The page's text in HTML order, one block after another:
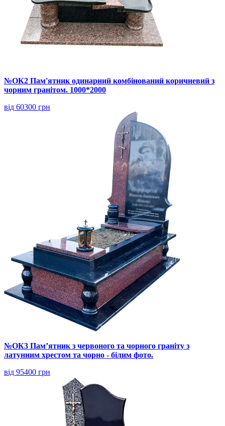
№ОК2 Пам'ятник одинарний комбінований коричневий з
чорним гранітом. 1000*2000
від 60300 грн
№ОК3 Пам’ятник з червоного та чорного граніту з
латунним хрестом та чорно - білим фото.
від 95400 грн